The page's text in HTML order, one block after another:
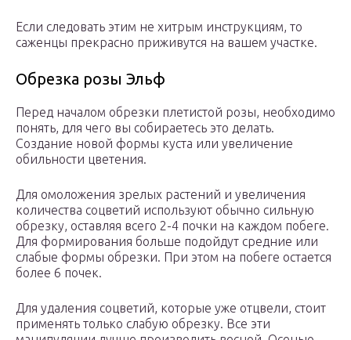
Если следовать этим не хитрым инструкциям, то
саженцы прекрасно приживутся на вашем участке.
Обрезка розы Эльф
Перед началом обрезки плетистой розы, необходимо
понять, для чего вы собираетесь это делать.
Создание новой формы куста или увеличение
обильности цветения.
Для омоложения зрелых растений и увеличения
количества соцветий используют обычно сильную
обрезку, оставляя всего 2-4 почки на каждом побеге.
Для формирования больше подойдут средние или
слабые формы обрезки. При этом на побеге остается
более 6 почек.
Для удаления соцветий, которые уже отцвели, стоит
применять только слабую обрезку. Все эти